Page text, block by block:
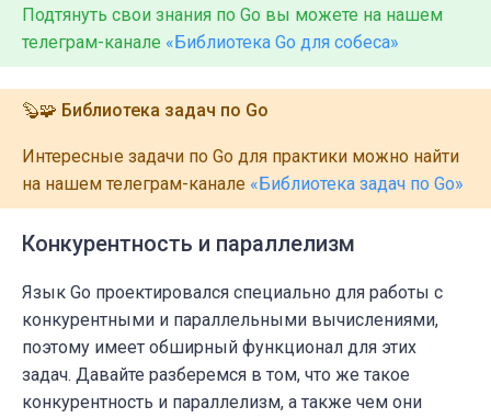
Подтянуть свои знания по Go вы можете на нашем
телеграм-канале «Библиотека Go для собеса»
🦫🧩 Библиотека задач по Go
Интересные задачи по Go для практики можно найти
на нашем телеграм-канале «Библиотека задач по Go»
Конкурентность и параллелизм
Язык Go проектировался специально для работы с
конкурентными и параллельными вычислениями,
поэтому имеет обширный функционал для этих
задач. Давайте разберемся в том, что же такое
конкурентность и параллелизм, а также чем они